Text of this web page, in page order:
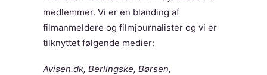
medlemmer. Vi er en blanding af
filmanmeldere og filmjournalister og vi er
tilknyttet følgende medier:
Avisen.dk, Berlingske, Børsen,